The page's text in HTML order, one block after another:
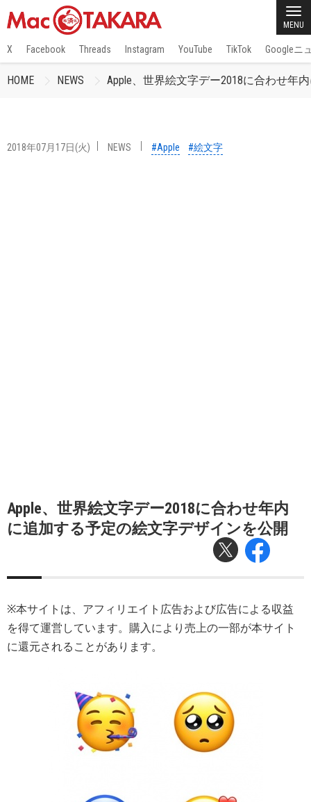
MENU
X Facebook Threads Instagram YouTube TikTok Googleニ
HOME NEWS Apple、世界絵文字デー2018に合わせ年
2018年07月17日(火) NEWS #Apple #絵文字
Apple、世界絵文字デー2018に合わせ年内
に追加する予定の絵文字デザインを公開
※本サイトは、アフィリエイト広告および広告による収益
を得て運営しています。購入により売上の一部が本サイト
に還元されることがあります。